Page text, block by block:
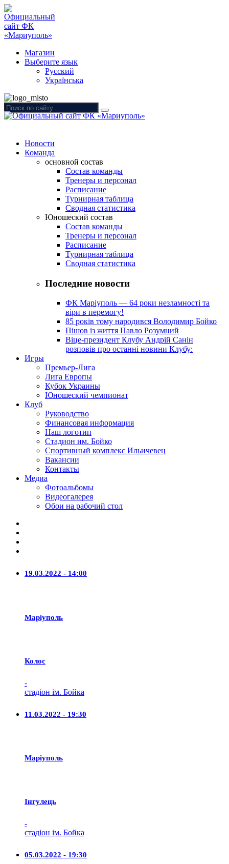
Магазин
Выберите язык
Русский
Українська
Новости
Команда
основной состав
Состав команды
Тренеры и персонал
Расписание
Турнирная таблица
Сводная статистика
Юношеский состав
Состав команды
Тренеры и персонал
Расписание
Турнирная таблица
Сводная статистика
Последние новости
ФК Маріуполь — 64 роки незламності та
віри в перемогу!
85 років тому народився Володимир Бойко
Пішов із життя Павло Розумний
Віце-президент Клубу Андрій Санін
розповів про останні новини Клубу:
Игры
Премьер-Лига
Лига Европы
Кубок Украины
Юношеский чемпионат
Клуб
Руководство
Финансовая информация
Наш логотип
Стадион им. Бойко
Спортивный комплекс Ильичевец
Вакансии
Контакты
Медиа
Фотоальбомы
Видеогалерея
Обои на рабочий стол
19.03.2022 - 14:00
Маріуполь
Колос
-
стадіон ім. Бойка
11.03.2022 - 19:30
Маріуполь
Iнгулець
-
стадіон ім. Бойка
05.03.2022 - 19:30